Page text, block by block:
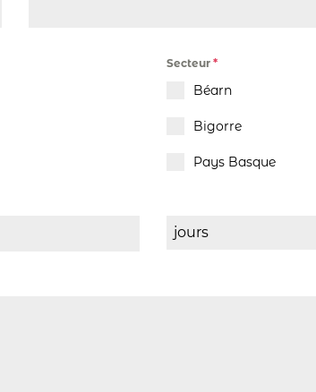
Secteur*
Béarn
Bigorre
Pays Basque
jours